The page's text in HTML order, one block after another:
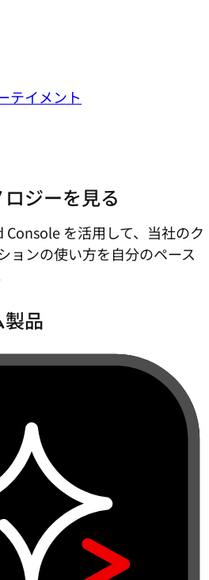
テイメント
ジーを見る
を活用して、当社のク
ョンの使い方を自分のペース
品